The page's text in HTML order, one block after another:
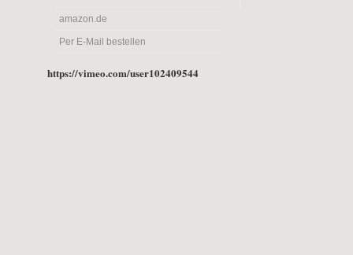
amazon.de
Per E-Mail bestellen
https://vimeo.com/user102409544